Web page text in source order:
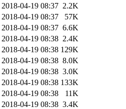
2018-04-19 08:37 2.2K
2018-04-19 08:37
57K
2018-04-19 08:37 6.6K
2018-04-19 08:38 2.4K
2018-04-19 08:38 129K
2018-04-19 08:38 8.0K
2018-04-19 08:38 3.0K
2018-04-19 08:38 133K
2018-04-19 08:38
11K
2018-04-19 08:38 3.4K